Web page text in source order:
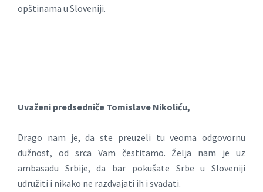
opštinama u Sloveniji.
Uvaženi predsedniče Tomislave Nikoliću,
Drago nam je, da ste preuzeli tu veoma odgovornu
dužnost, od srca Vam čestitamo. Želja nam je uz
ambasadu Srbije, da bar pokušate Srbe u Sloveniji
udružiti i nikako ne razdvajati ih i svađati.